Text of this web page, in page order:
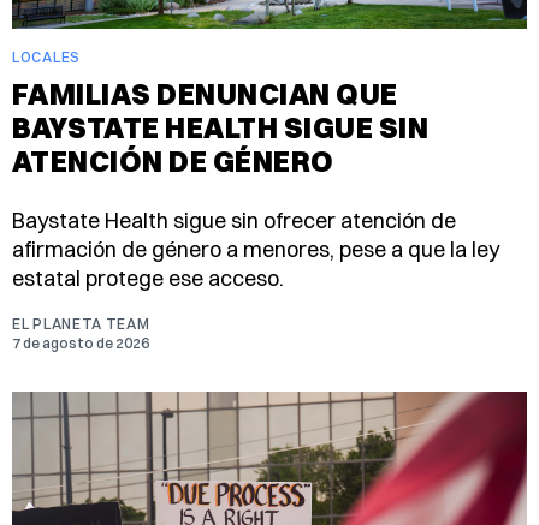
LOCALES
FAMILIAS DENUNCIAN QUE
BAYSTATE HEALTH SIGUE SIN
ATENCIÓN DE GÉNERO
Baystate Health sigue sin ofrecer atención de
afirmación de género a menores, pese a que la ley
estatal protege ese acceso.
EL PLANETA TEAM
7 de agosto de 2026